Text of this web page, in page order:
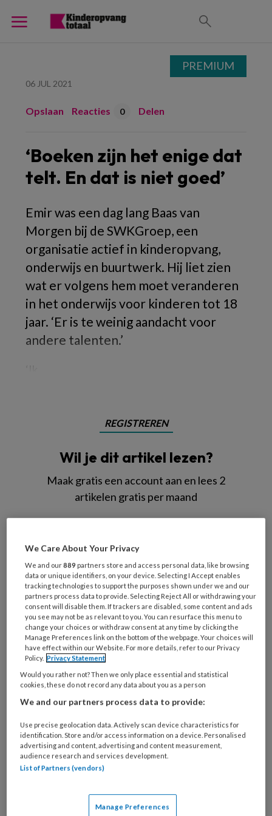
06 JUL 2021
Opslaan Reacties 0 Delen
‘Boeken zijn het enige dat
telt. En dat is niet goed’
Emir was een dag lang Baas van
Morgen bij de SWKGroep, een
organisatie actief in kinderopvang,
onderwijs en buurtwerk. Hij liet zien
wat er volgens hem moet veranderen
in het onderwijs voor kinderen tot 18
jaar. ‘Er is te weinig aandacht voor
andere talenten.’
REGISTREREN
Wil je dit artikel lezen?
Maak gratis een account aan en lees 2
artikelen gratis per maand
Wat
is
je
e-
mailadres?
* *
Kies
je
wachtwoord* *
Kies
je
functie *
Bij
welke
organisatie
werk
je?
Untitled
Ontvang 2x per week de
Ontvang iedere zondag het
PREMIUM
We Care About Your Privacy
We and our889 partners store and access personal data, like browsing
data or unique identifiers, on your device. Selecting I Accept enables
tracking technologies to support the purposes shown under we and our
partners process data to provide. Selecting Reject All or withdrawing your
consent will disable them. If trackers are disabled, some content and ads
you see may not be as relevant to you. You can resurface this menu to
change your choices or withdraw consent at any time by clicking the
Manage Preferences link on the bottom of the webpage. Your choices will
have effect within our Website. For more details, refer to our Privacy
Policy. Privacy Statement
Would you rather not? Then we only place essential and statistical
cookies, these do not record any data about you as a person
We and our partners process data to provide:
Use precise geolocation data. Actively scan device characteristics for
identification. Store and/or access information on a device. Personalised
advertising and content, advertising and content measurement,
audience research and services development.
List of Partners (vendors)
Manage Preferences